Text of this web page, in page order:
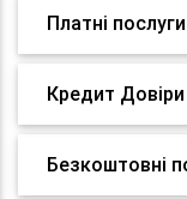
Платні послуги
Кредит Довіри
Безкоштовні